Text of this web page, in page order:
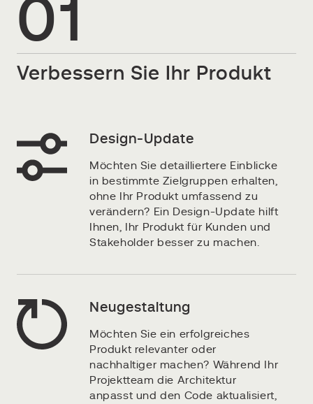
01
Verbessern Sie Ihr Produkt
Design-Update
Möchten Sie detailliertere Einblicke
in bestimmte Zielgruppen erhalten,
ohne Ihr Produkt umfassend zu
verändern? Ein Design-Update hilft
Ihnen, Ihr Produkt für Kunden und
Stakeholder besser zu machen.
Neugestaltung
Möchten Sie ein erfolgreiches
Produkt relevanter oder
nachhaltiger machen? Während Ihr
Projektteam die Architektur
anpasst und den Code aktualisiert,